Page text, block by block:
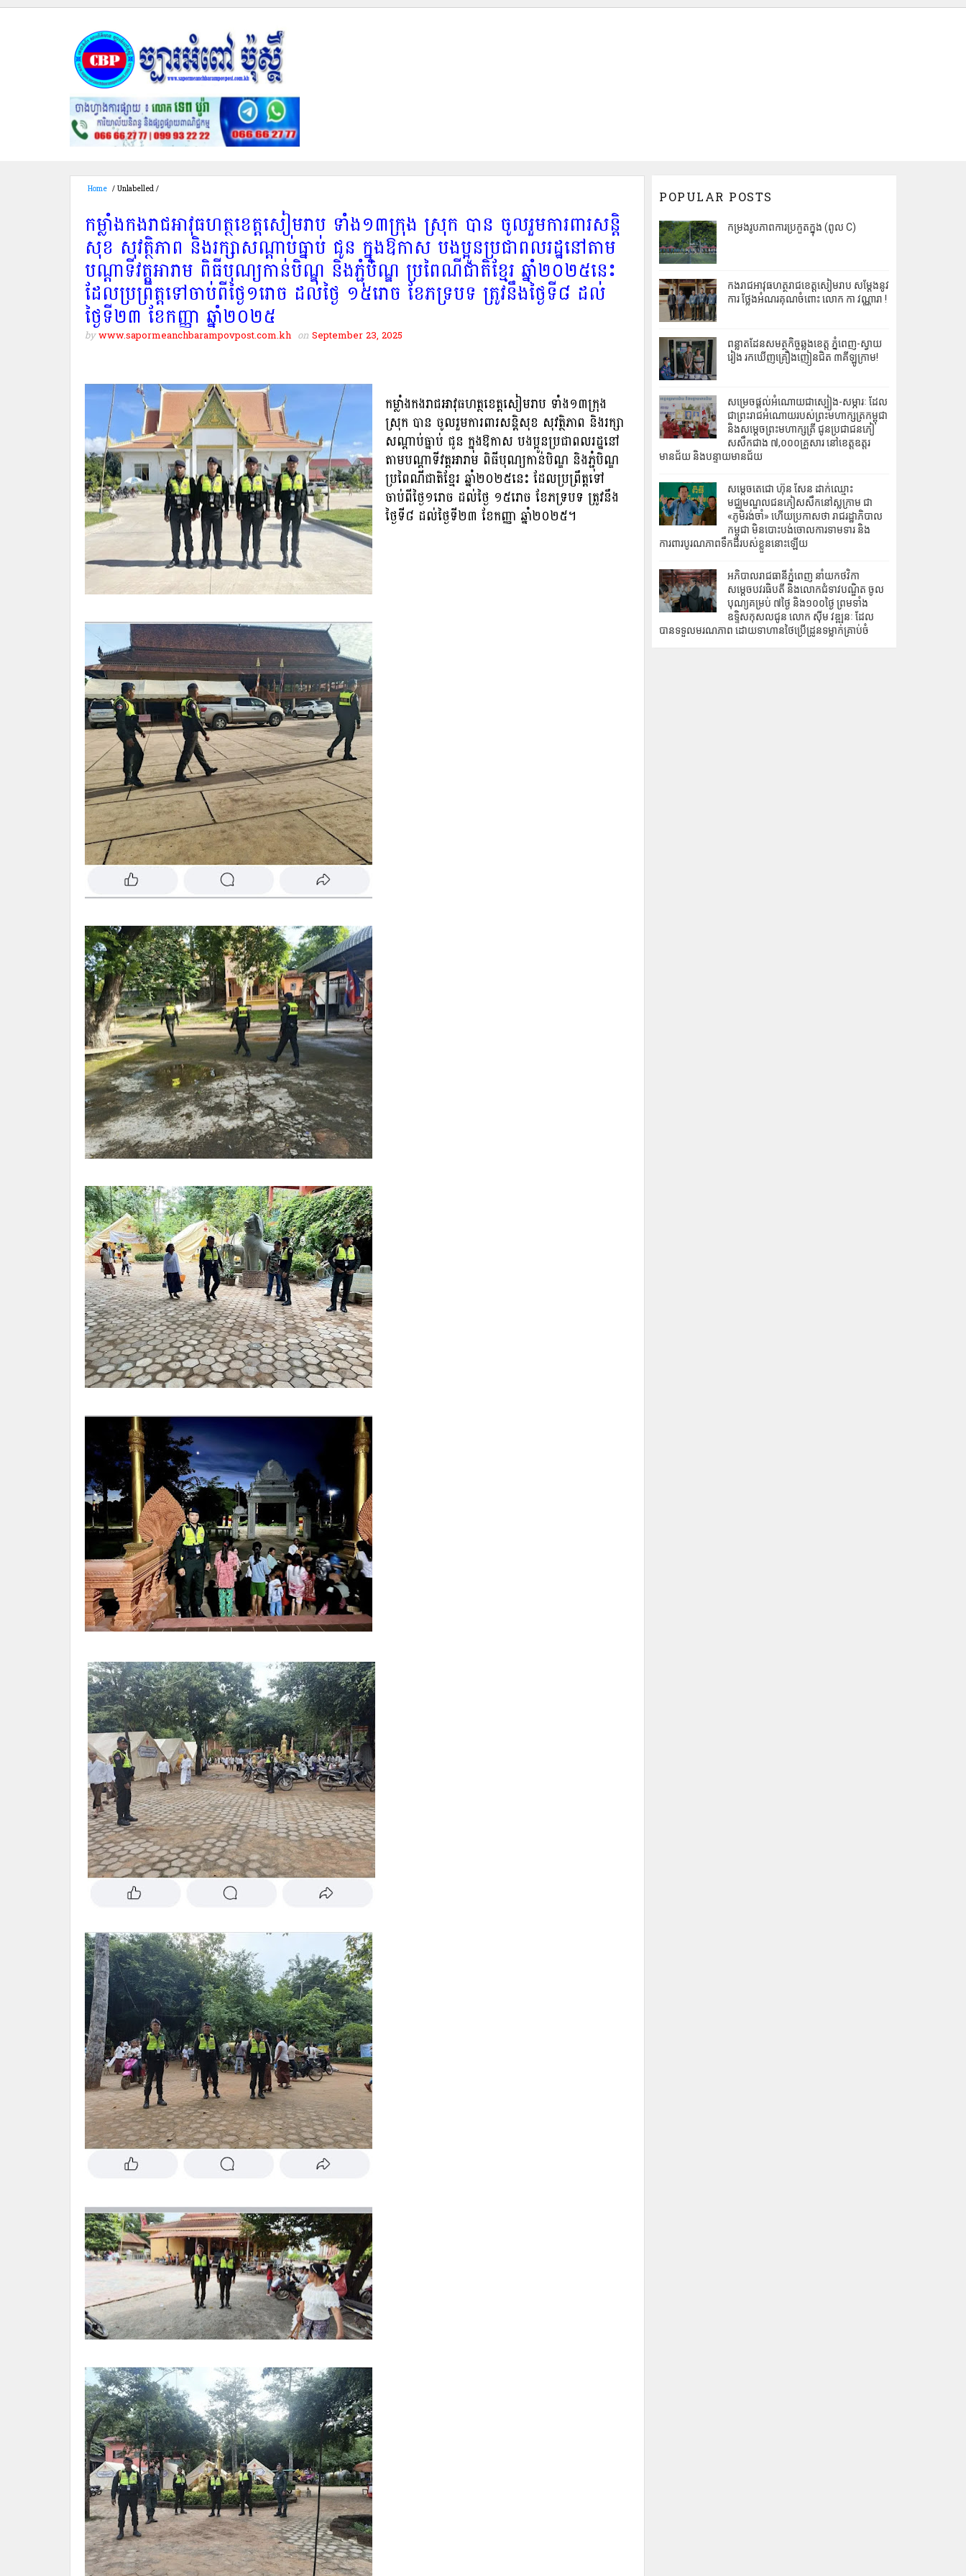
Home /Unlabelled/
កម្លាំងកងរាជអាវុធហត្ថខេត្តសៀមរាប ទាំង១៣ក្រុង ស្រុក បាន ចូលរួមការពារសន្តិ
សុខ សុវត្ថិភាព និងរក្សាសណ្តាប់ធ្នាប់ ជូន ក្នុងឱកាស បងប្អូនប្រជាពលរដ្ឋនៅតាម
បណ្តាទីវត្តអារាម ពិធីបុណ្យកាន់បិណ្ឌ និងភ្ជុំបិណ្ឌ ប្រពៃណីជាតិខ្មែរ ឆ្នាំ២០២៥នេះ
ដែលប្រព្រឹត្តទៅចាប់ពីថ្ងៃ១រោច ដល់ថ្ងៃ ១៥រោច ខែភទ្របទ ត្រូវនឹងថ្ងៃទី៨ ដល់
ថ្ងៃទី២៣ ខែកញ្ញា ឆ្នាំ២០២៥
bywww.sapormeanchbarampovpost.com.kh on September 23, 2025
កម្លាំងកងរាជអាវុធហត្ថខេត្តសៀមរាប ទាំង១៣ក្រុង
ស្រុក បាន ចូលរួមការពារសន្តិសុខ សុវត្ថិភាព និងរក្សា
សណ្តាប់ធ្នាប់ ជូន ក្នុងឱកាស បងប្អូនប្រជាពលរដ្ឋនៅ
តាមបណ្តាទីវត្តអារាម ពិធីបុណ្យកាន់បិណ្ឌ និងភ្ជុំបិណ្ឌ
ប្រពៃណីជាតិខ្មែរ ឆ្នាំ២០២៥នេះ ដែលប្រព្រឹត្តទៅ
ចាប់ពីថ្ងៃ១រោច ដល់ថ្ងៃ ១៥រោច ខែភទ្របទ ត្រូវនឹង
ថ្ងៃទី៨ ដល់ថ្ងៃទី២៣ ខែកញ្ញា ឆ្នាំ២០២៥។
POPULAR POSTS
កម្រងរូបភាពការប្រកួតក្នុង (ពូល C)
កងរាជអាវុធហត្ថរាជខេត្តសៀមរាប សម្តែងនូវ
ការ ថ្លែងអំណរគុណចំពោះ លោក កា វណ្ណារា !
ពន្លាតដែនសមត្ថកិច្ចឆ្លងខេត្ត ភ្នំពេញ-ស្វាយ
រៀង រកឃើញគ្រឿងញៀនជិត ៣គីឡូក្រាម!
សម្រេចផ្តល់អំណោយជាស្បៀង-សម្ភារៈ ដែល
ជាព្រះរាជអំណោយរបស់ព្រះមហាក្សត្រកម្ពុជា
និងសម្តេចព្រះមហាក្សត្រី ជូនប្រជាជនភៀ
សសឹកជាង ៧,០០០គ្រួសារ នៅខេត្តឧត្តរ
មានជ័យ និងបន្ទាយមានជ័យ
សម្តេចតេជោ ហ៊ុន សែន ដាក់ឈ្មោះ​
មជ្ឈមណ្ឌល​ជនភៀសសឹកនៅស្លក្រាម ជា
«ភូមិរង់ចាំ» ហើយប្រកាសថា រាជរដ្ឋាភិបាល
កម្ពុជា មិនបោះបង់ចោលការទាមទារ និង
ការពារបូរណភាពទឹកដីរបស់ខ្លួននោះឡើយ
អភិបាល‎រាជធានីភ្នំពេញ នាំយកថវិកា
សម្ដេចបវរធិបតី និងលោកជំទាវបណ្ឌិត ចូល
បុណ្យគម្រប់ ៧ថ្ងៃ និង១០០ថ្ងៃ ព្រមទាំង
ឧទ្ទិសកុសលជូន លោក ស៊ីម វឌ្ឍនៈ ដែល
បានទទួលមរណភាព ដោយទាហានថៃប្រើដ្រូនទម្លាក់គ្រាប់ចំ